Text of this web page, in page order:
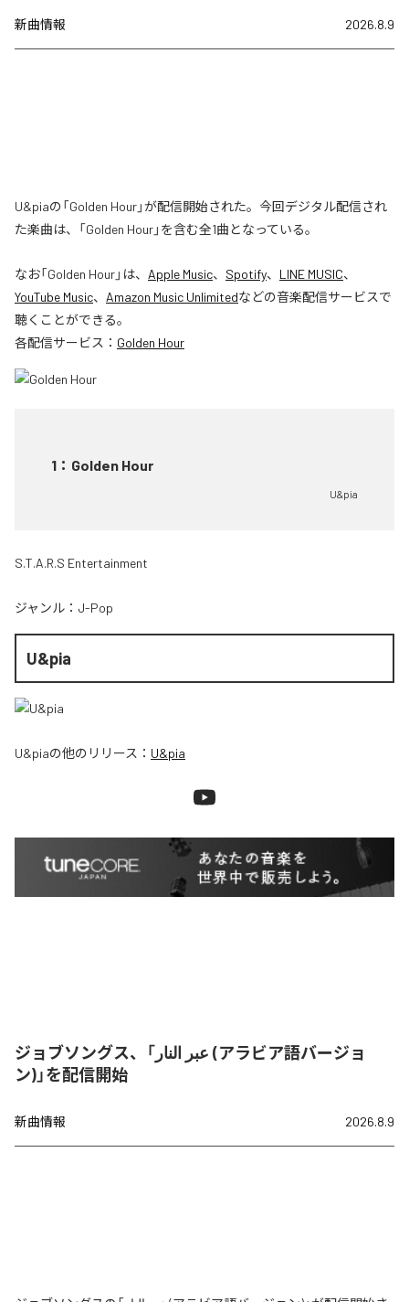
新曲情報 2026.8.9
U&piaの「Golden Hour」が配信開始された。今回デジタル配信され
た楽曲は、「Golden Hour」を含む全1曲となっている。
なお「Golden Hour」は、 Apple Music、 Spotify、 LINE MUSIC、
YouTube Music、 Amazon Music Unlimitedなどの音楽配信サービスで
聴くことができる。
各配信サービス： Golden Hour
1 ： Golden Hour
U&pia
S.T.A.R.S Entertainment
ジャンル： J-Pop
U&pia
U&piaの他のリリース： U&pia
ジョブソングス、「عبر النار (アラビア語バージョ
ン)」を配信開始
新曲情報 2026.8.9